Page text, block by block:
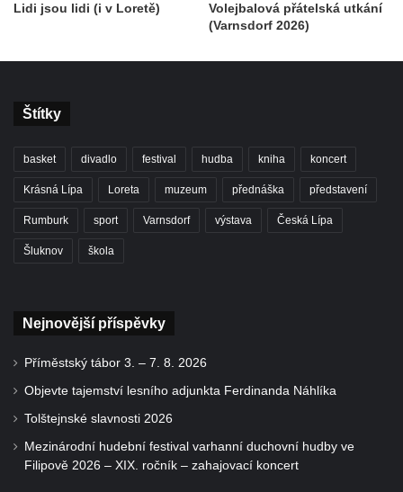
Lidi jsou lidi (i v Loretě)
Volejbalová přátelská utkání
(Varnsdorf 2026)
Štítky
basket divadlo festival hudba kniha koncert
Krásná Lípa Loreta muzeum přednáška představení
Rumburk sport Varnsdorf výstava Česká Lípa
Šluknov škola
Nejnovější příspěvky
Příměstský tábor 3. – 7. 8. 2026
Objevte tajemství lesního adjunkta Ferdinanda Náhlíka
Tolštejnské slavnosti 2026
Mezinárodní hudební festival varhanní duchovní hudby ve
Filipově 2026 – XIX. ročník – zahajovací koncert